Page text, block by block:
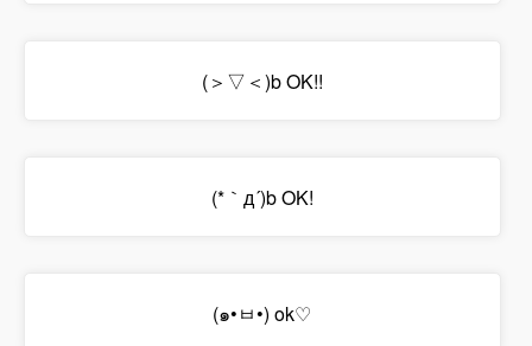
(＞▽＜)b OK!!
(*｀д´)b OK!
(๑•ㅂ•) ok♡